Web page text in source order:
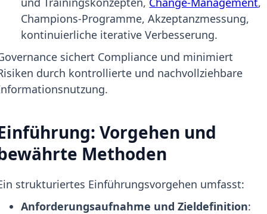
Champions-Programme, Akzeptanzmessung,
kontinuierliche iterative Verbesserung.
sichert Compliance und minimiert
durch kontrollierte und nachvollziehbare
Vorgehen und
Methoden
strukturiertes Einführungsvorgehen umfasst:
Anforderungsaufnahme und Zieldefinition: